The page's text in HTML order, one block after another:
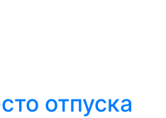
отпуска